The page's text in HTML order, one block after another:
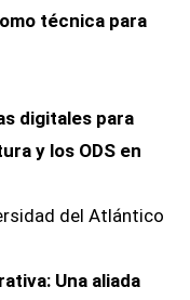
técnica para
digitales para
y los ODS en
del Atlántico
Una aliada